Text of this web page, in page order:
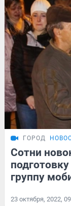
ГОРОД
Сотни
группу
23 октября, 2022,